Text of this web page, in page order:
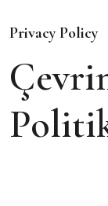
Privacy Policy